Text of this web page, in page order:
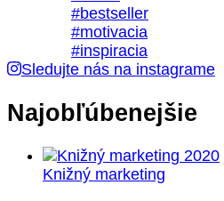
Sledujte nás na instagrame
Najobľúbenejšie
Knižný marketing